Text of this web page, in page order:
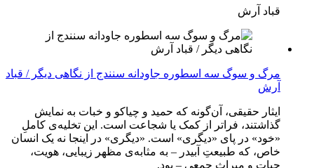
قباد آرش
مرگ و سوگ سه اسطوره جاودانه سنندج از نگاهی دیگر / قباد
آرش
ایثار حقیقی، آن‌گونه که حمید و چیاکو و خبات به نمایش
گذاشتند، فراتر از کمک یا شجاعت است. این تخلیه‌ی کاملِ
«خود» در پای «دیگری» است. «دیگری» در اینجا نه یک انسان
خاص، که طبیعتِ آبیدر – به مثابه‌ی مظهر زیبایی، هویت،
حیات و میراث جمعی – بود.